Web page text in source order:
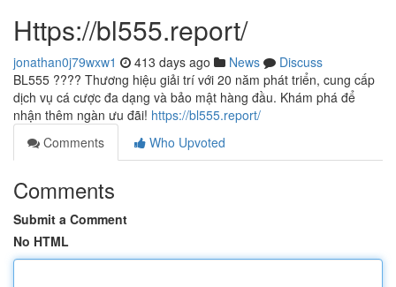
Https://bl555.report/
jonathan0j79wxw1 413 days ago News
Discuss
BL555 ???? Thương hiệu giải trí với 20 năm phát triển, cung cấp
dịch vụ cá cược đa dạng và bảo mật hàng đầu. Khám phá để
nhận thêm ngàn ưu đãi! https://bl555.report/
Comments
Who Upvoted
Comments
Submit a Comment
No HTML